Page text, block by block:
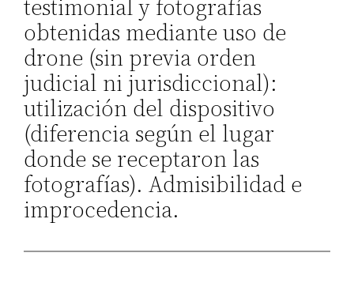
testimonial y fotografías
obtenidas mediante uso de
drone (sin previa orden
judicial ni jurisdiccional):
utilización del dispositivo
(diferencia según el lugar
donde se receptaron las
fotografías). Admisibilidad e
improcedencia.